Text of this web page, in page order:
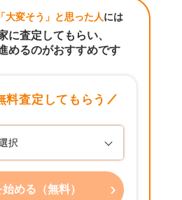
大変そう」と思った人には
に査定してもらい、
めるのがおすすめです
料査定してもらう
める（無料） ›